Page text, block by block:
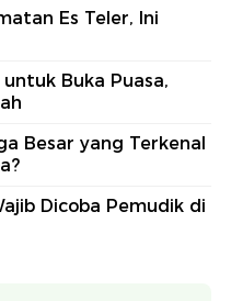
Es Teler, Ini
Buka Puasa,
Besar yang Terkenal
Dicoba Pemudik di